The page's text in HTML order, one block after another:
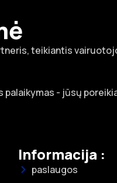
teikiantis
- jūsų
Informacija :
paslaugos